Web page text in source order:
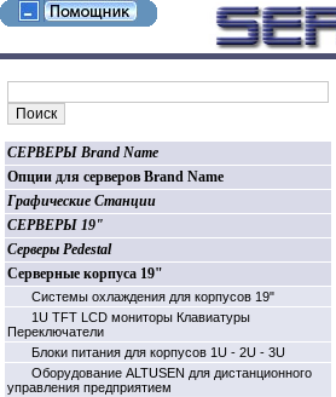
СЕРВЕРЫ Brand Name
Опции для серверов Brand Name
Графические Станции
СЕРВЕРЫ 19"
Серверы Pedestal
Серверные корпуса 19"
Системы охлаждения для корпусов 19"
1U TFT LCD мониторы Клавиатуры
Переключатели
Блоки питания для корпусов 1U - 2U - 3U
Оборудование ALTUSEN для дистанционного
управления предприятием